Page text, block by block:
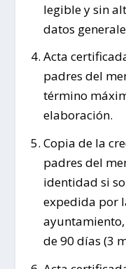
legible y sin
datos
Acta
padres del
término
elaboración.
Copia de la
padres del
identidad si
expedida por
de 90 días (3